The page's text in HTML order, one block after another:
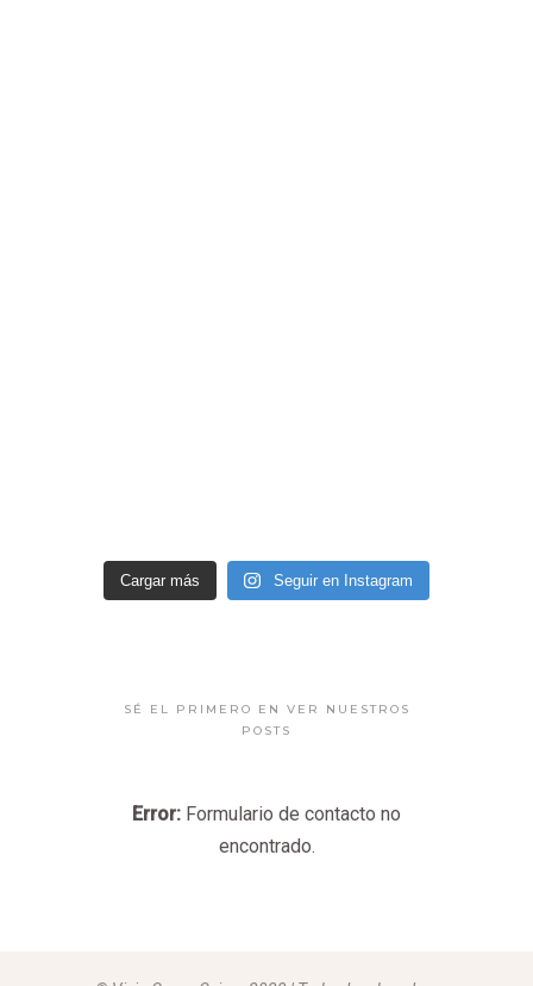
Cargar más Seguir en Instagram
SÉ EL PRIMERO EN VER NUESTROS
POSTS
Error: Formulario de contacto no
encontrado.